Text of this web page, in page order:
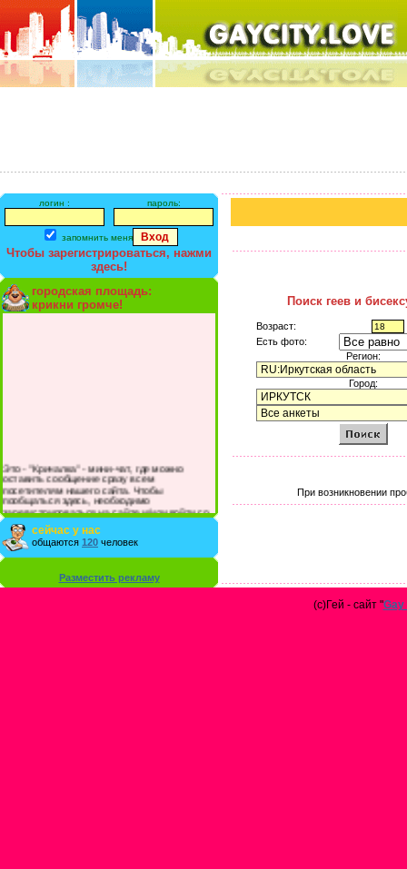
логин : пароль:
запомнить меня
Чтобы зарегистрироваться, нажми
здесь!
городская площадь:
крикни громче!
Это - "Кричалка" - мини-чат, где можно
оставить сообщение сразу всем
посетителям нашего сайта. Чтобы
пообщаться здесь, необходимо
зарегистрироваться на сайте и/или войти со
своими логином и паролем.
сейчас у нас
общаются 120 человек
Разместить рекламу
Поиск геев и
Возраст:
Есть фото:
Регион:
Город:
При возникновении
(с)Гей - сайт "Gay